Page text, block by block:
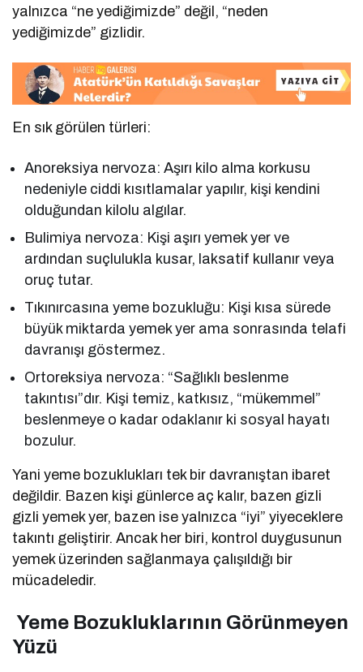
yalnızca “ne yediğimizde” değil, “neden
yediğimizde” gizlidir.
En sık görülen türleri:
Anoreksiya nervoza: Aşırı kilo alma korkusu
nedeniyle ciddi kısıtlamalar yapılır, kişi kendini
olduğundan kilolu algılar.
Bulimiya nervoza: Kişi aşırı yemek yer ve
ardından suçlulukla kusar, laksatif kullanır veya
oruç tutar.
Tıkınırcasına yeme bozukluğu: Kişi kısa sürede
büyük miktarda yemek yer ama sonrasında telafi
davranışı göstermez.
Ortoreksiya nervoza: “Sağlıklı beslenme
takıntısı”dır. Kişi temiz, katkısız, “mükemmel”
beslenmeye o kadar odaklanır ki sosyal hayatı
bozulur.
Yani yeme bozuklukları tek bir davranıştan ibaret
değildir. Bazen kişi günlerce aç kalır, bazen gizli
gizli yemek yer, bazen ise yalnızca “iyi” yiyeceklere
takıntı geliştirir. Ancak her biri, kontrol duygusunun
yemek üzerinden sağlanmaya çalışıldığı bir
mücadeledir.
Yeme Bozukluklarının Görünmeyen
Yüzü